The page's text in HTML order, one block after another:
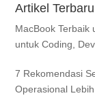
Artikel Terbaru
MacBook Terbaik
untuk Coding,
7 Rekomendasi
Operasional